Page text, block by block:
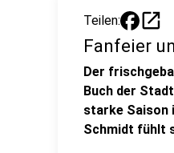
Teilen: open_in_new
Fanfeier
Der
Buch der
starke Saison
Schmidt fühlt